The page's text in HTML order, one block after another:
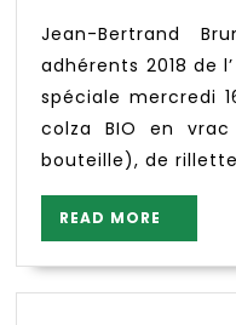
Jean-Bertrand Brunet propose à tous les
adhérents 2018 de
spéciale mercredi
colza BIO en
bouteille), de
READ MORE
MORE